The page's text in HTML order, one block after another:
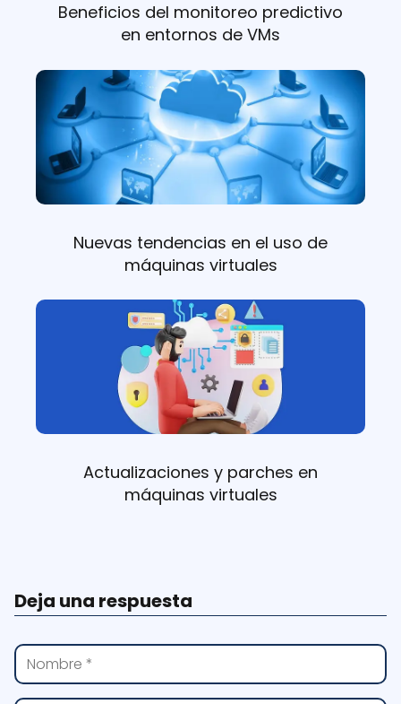
Beneficios del monitoreo predictivo
en entornos de VMs
Nuevas tendencias en el uso de
máquinas virtuales
Actualizaciones y parches en
máquinas virtuales
Deja una respuesta